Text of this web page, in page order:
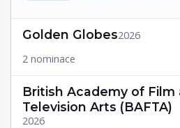
Golden Globes2026
2 nominace
British Academy of Film
Television Arts (BAFTA)
2026